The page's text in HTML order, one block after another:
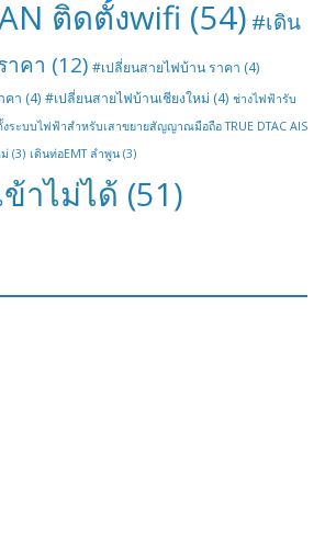
ติดตั้งwifi (54) #เดิน
าคา (12) #เปลี่ยนสายไฟบ้าน ราคา (4)
คา (4) #เปลี่ยนสายไฟบ้านเชียงใหม่ (4) ช่างไฟฟ้ารับ
งระบบไฟฟ้าสำหรับเสาขยายสัญญาณมือถือ TRUE DTAC AIS
ม่ (3) เดินท่อEMT ลำพูน (3)
ข้าไม่ได้ (51)